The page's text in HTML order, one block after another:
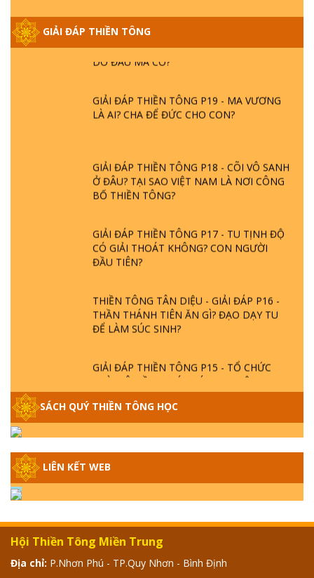
GIẢI ĐÁP THIỀN TÔNG
GIẢI ĐÁP THIỀN TÔNG ĐẶC BIỆT PHẦN 20
GIẢI ĐÁP THIỀN TÔNG P19 - MA VƯƠNG
LÀ AI? CHA ĐỂ ĐỨC CHO CON?
GIẢI ĐÁP THIỀN TÔNG P18 - CÕI VÔ SANH
Ở ĐÂU? TẠI SAO VIỆT NAM LÀ NƠI CÔNG
BỐ THIỀN TÔNG?
GIẢI ĐÁP THIỀN TÔNG P17 - TU TỊNH ĐỘ
CÓ GIẢI THOÁT KHÔNG? CON NGƯỜI
ĐẦU TIÊN?
THIỀN TÔNG TÂN DIỆU - GIẢI ĐÁP P16 -
THẦN THÁNH TIÊN ĂN GÌ? ĐẠO DẠY TU
ĐỂ LÀM SÚC SINH?
GIẢI ĐÁP THIỀN TÔNG P15 - TỔ CHỨC
LOÀI CÔ HỒN - GIÁO LÝ ĐẠO PHẬT KHI
NÀO XUẤT BẢN
TẦNG BÌNH LƯU LỚN ĐẾN ĐÂU
KHÔNG? XÁ LỢI PHẬT THẬT - GIẢ | TTTD
GIẢI ĐÁP THIỀN TÔNG ĐẶC BIỆT - P12 -
SÁCH QUÝ THIỀN TÔNG HỌC
LIÊN KẾT WEB
Hội Thiền Tông Miền Trung
Địa chỉ: P.Nhơn Phú - TP.Quy Nhơn - Bình Định